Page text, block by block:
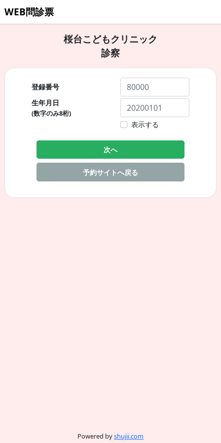
WEB問診票
桜台こどもクリニック
診察
登録番号
生年月日
(数字のみ8桁)
表示する
次へ
予約サイトへ戻る
Powered byshujii.com